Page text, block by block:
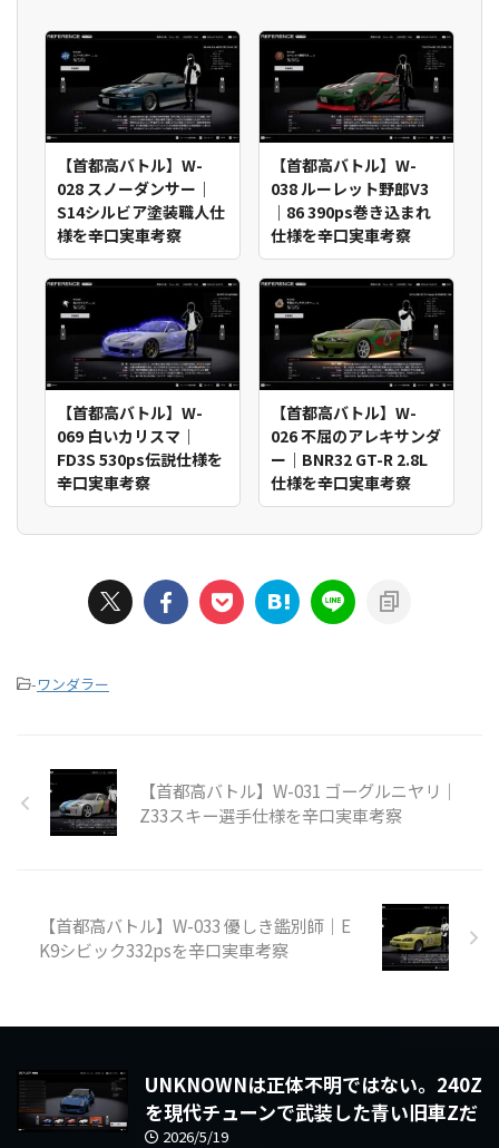
【首都高バトル】W-
028 スノーダンサー｜
S14シルビア塗装職人仕
様を辛口実車考察
【首都高バトル】W-
038 ルーレット野郎V3
｜86 390ps巻き込まれ
仕様を辛口実車考察
【首都高バトル】W-
069 白いカリスマ｜
FD3S 530ps伝説仕様を
辛口実車考察
【首都高バトル】W-
026 不屈のアレキサンダ
ー｜BNR32 GT-R 2.8L
仕様を辛口実車考察
-ワンダラー
【首都高バトル】W-031 ゴーグルニヤリ｜
Z33スキー選手仕様を辛口実車考察
【首都高バトル】W-033 優しき鑑別師｜E
K9シビック332psを辛口実車考察
UNKNOWNは正体不明ではない。240Z
を現代チューンで武装した青い旧車Zだ
2026/5/19